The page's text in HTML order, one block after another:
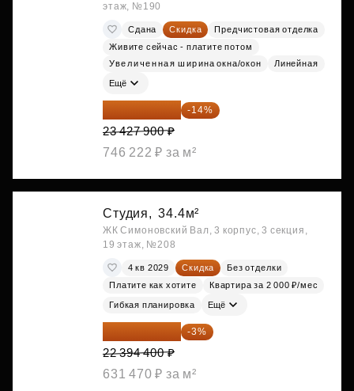
этаж, №190
Сдана Скидка
Предчистовая отделка
Живите сейчас - платите потом
Увеличенная ширина окна/окон
Линейная
Ещё
20 147 994 ₽ -14%
23 427 900 ₽
746 222 ₽ за м²
Студия, 34.4м²
ЖК Симоновский Вал, 3 корпус, 3 секция,
19 этаж, №208
4 кв 2029 Скидка
Без отделки
Платите как хотите
Квартира за 2 000 ₽/мес
Гибкая планировка Ещё
21 722 568 ₽ -3%
22 394 400 ₽
631 470 ₽ за м²